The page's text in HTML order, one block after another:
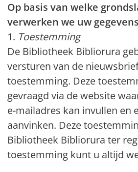
Op basis van welke
verwerken we uw
1. Toestemming
De Bibliotheek Bibliorura
versturen van de
toestemming. Deze
gevraagd via de website
e-mailadres kan invullen en
aanvinken. Deze
Bibliotheek Bibliorura ter
toestemming kunt u altijd